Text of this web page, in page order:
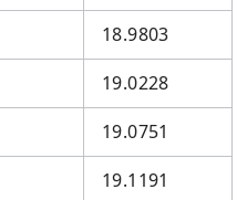
18.9803
19.0228
19.0751
19.1191